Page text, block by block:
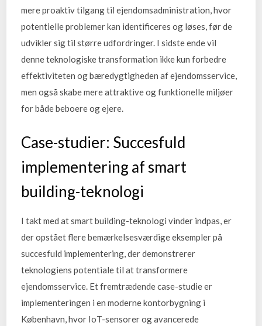
mere proaktiv tilgang til ejendomsadministration, hvor
potentielle problemer kan identificeres og løses, før de
udvikler sig til større udfordringer. I sidste ende vil
denne teknologiske transformation ikke kun forbedre
effektiviteten og bæredygtigheden af ejendomsservice,
men også skabe mere attraktive og funktionelle miljøer
for både beboere og ejere.
Case-studier: Succesfuld
implementering af smart
building-teknologi
I takt med at smart building-teknologi vinder indpas, er
der opstået flere bemærkelsesværdige eksempler på
succesfuld implementering, der demonstrerer
teknologiens potentiale til at transformere
ejendomsservice. Et fremtrædende case-studie er
implementeringen i en moderne kontorbygning i
København, hvor IoT-sensorer og avancerede